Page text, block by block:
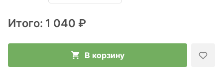
Итого: 1 040 ₽
В корзину